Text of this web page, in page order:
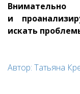
и
искать
Автор: Татьяна